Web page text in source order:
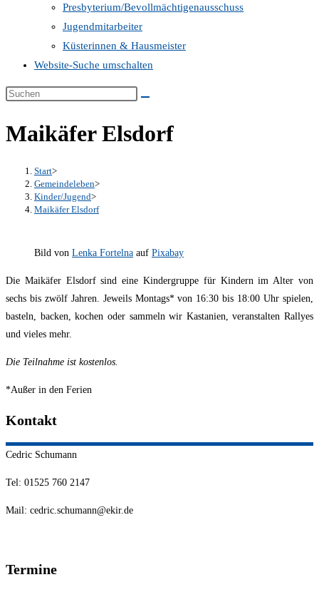
Presbyterium/Bevollmächtigenausschuss
Jugendmitarbeiter
Küsterinnen & Hausmeister
Website-Suche umschalten
Maikäfer Elsdorf
Start>
Gemeindeleben>
Kinder/Jugend>
Maikäfer Elsdorf
Bild von Lenka Fortelna auf Pixabay
Die Maikäfer Elsdorf sind eine Kindergruppe für Kindern im Alter von
sechs bis zwölf Jahren. Jeweils Montags* von 16:30 bis 18:00 Uhr spielen,
basteln, backen, kochen oder sammeln wir Kastanien, veranstalten Rallyes
und vieles mehr.
Die Teilnahme ist kostenlos.
*Außer in den Ferien
Kontakt
Cedric Schumann
Tel: 01525 760 2147
Mail: cedric.schumann@ekir.de
Termine